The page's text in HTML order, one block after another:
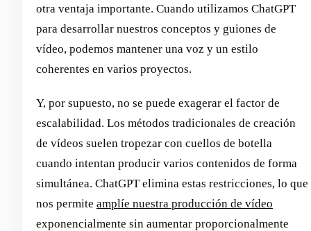
otra ventaja importante. Cuando utilizamos ChatGPT
para desarrollar nuestros conceptos y guiones de
vídeo, podemos mantener una voz y un estilo
coherentes en varios proyectos.
Y, por supuesto, no se puede exagerar el factor de
escalabilidad. Los métodos tradicionales de creación
de vídeos suelen tropezar con cuellos de botella
cuando intentan producir varios contenidos de forma
simultánea. ChatGPT elimina estas restricciones, lo que
nos permite amplíe nuestra producción de vídeo
exponencialmente sin aumentar proporcionalmente